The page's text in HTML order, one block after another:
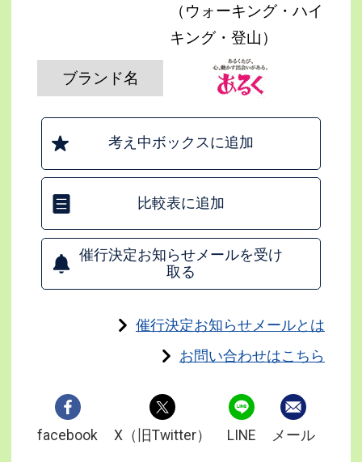
（ウォーキング・ハイ
キング・登山）
ブランド名
考え中ボックスに追加
比較表に追加
催行決定お知らせメールを受け
取る
催行決定お知らせメールとは
お問い合わせはこちら
facebook X（旧Twitter） LINE メール